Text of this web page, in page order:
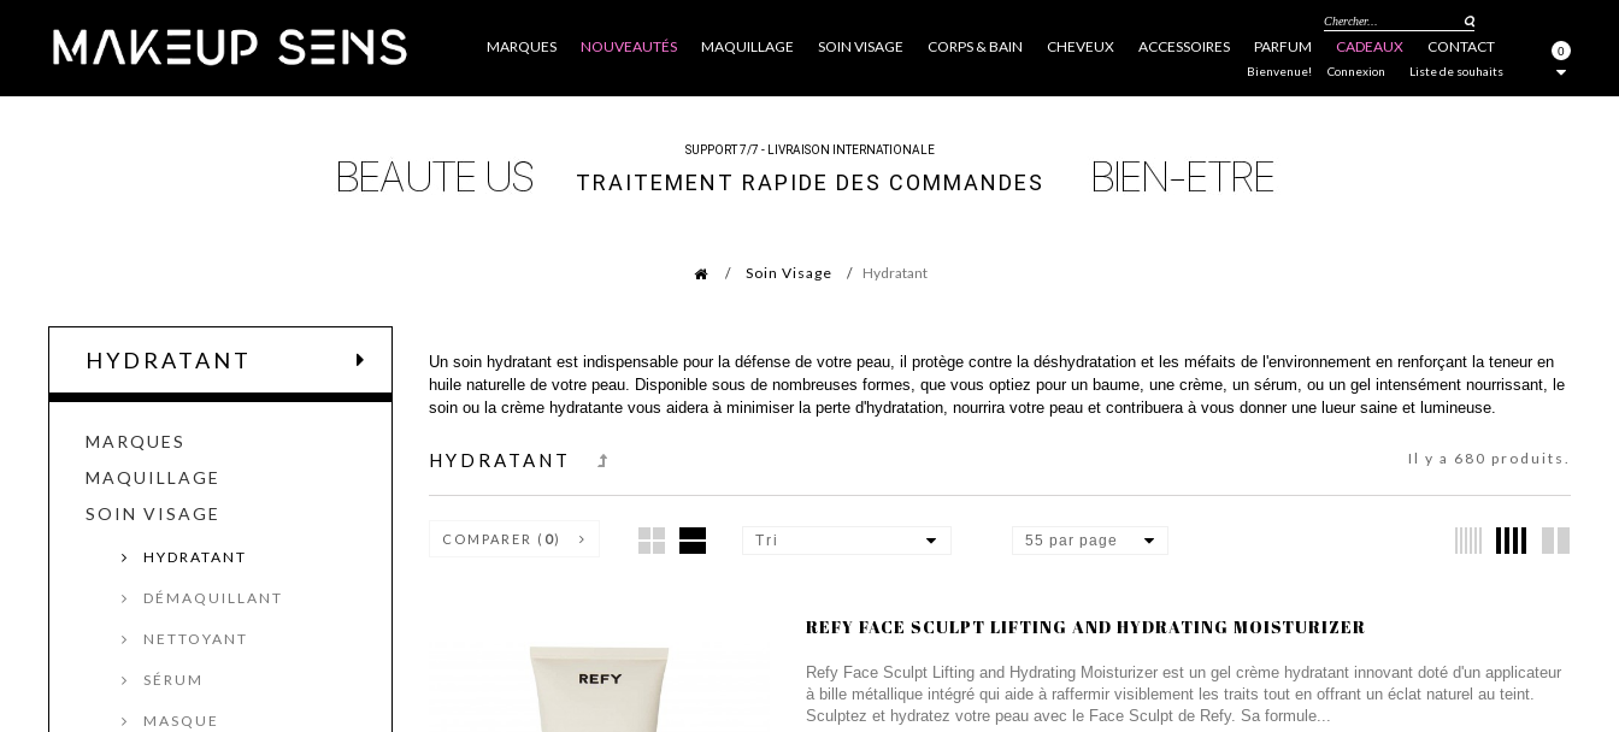
Catégories MARQUES NOUVEAUTÉS MAQUILLAGE SOIN VISAGE CORPS & BAIN CHEVEUX ACCESSOIRES PARFUM CADEAUX CONTACT
Chercher...
0
Liste de souhaits
Bienvenue! Connexion
SUPPORT 7/7 - LIVRAISON INTERNATIONALE
TRAITEMENT RAPIDE DES COMMANDES
Soin Visage Hydratant
HYDRATANT
MARQUES
MAQUILLAGE
SOIN VISAGE
HYDRATANT
DÉMAQUILLANT
NETTOYANT
SÉRUM
MASQUE
Un soin hydratant est indispensable pour la défense de votre peau, il protège contre la déshydratation et les méfaits de l'environnement en renforçant la teneur en
huile naturelle de votre peau. Disponible sous de nombreuses formes, que vous optiez pour un baume, une crème, un sérum, ou un gel intensément nourrissant, le
soin ou la crème hydratante vous aidera à minimiser la perte d'hydratation, nourrira votre peau et contribuera à vous donner une lueur saine et lumineuse.
HYDRATANT Il y a 680 produits.
COMPARER ( 0) Tri 55 par page
REFY FACE SCULPT LIFTING AND HYDRATING MOISTURIZER
Refy Face Sculpt Lifting and Hydrating Moisturizer est un gel crème hydratant innovant doté d'un applicateur
à bille métallique intégré qui aide à raffermir visiblement les traits tout en offrant un éclat naturel au teint.
Sculptez et hydratez votre peau avec le Face Sculpt de Refy. Sa formule...